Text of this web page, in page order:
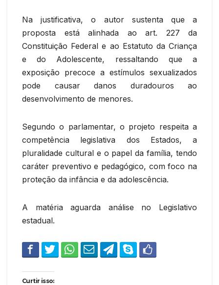
Na justificativa, o autor sustenta que a
proposta está alinhada ao art. 227 da
Constituição Federal e ao Estatuto da Criança
e do Adolescente, ressaltando que a
exposição precoce a estímulos sexualizados
pode causar danos duradouros ao
desenvolvimento de menores.
Segundo o parlamentar, o projeto respeita a
competência legislativa dos Estados, a
pluralidade cultural e o papel da família, tendo
caráter preventivo e pedagógico, com foco na
proteção da infância e da adolescência.
A matéria aguarda análise no Legislativo
estadual.
Curtir isso: